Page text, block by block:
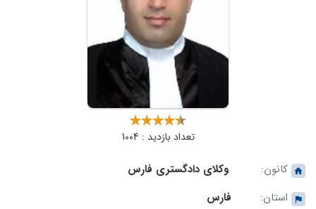
تعداد بازدید : 1004
کانون:
وکلای دادگستری فارس
استان:
فارس